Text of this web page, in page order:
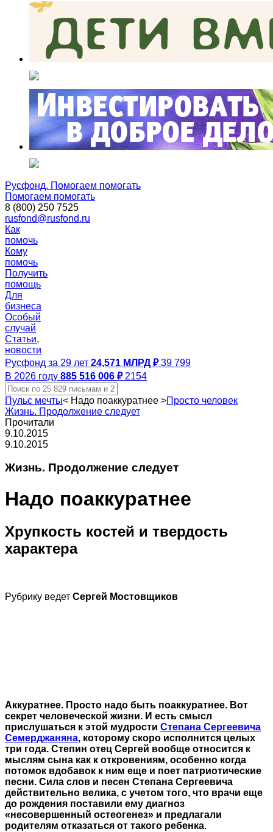
Русфонд. Помогаем помогать
Помогаем помогать
8 (800) 250 7525
rusfond@rusfond.ru
Как
помочь
Кому
помочь
Получить
помощь
Для
бизнеса
Особый
случай
Статьи,
новости
Русфонд за 29 лет 24,571 МЛРД ₽ 39 799
В 2026 году 885 516 006 ₽ 2154
Пульс мечты< Надо поаккуратнее >Просто человек
Жизнь. Продолжение следует
Прочитали
9.10.2015
9.10.2015
Жизнь. Продолжение следует
Надо поаккуратнее
Хрупкость костей и твердость
характера
Рубрику ведет Сергей Мостовщиков
Аккуратнее. Просто надо быть поаккуратнее. Вот
секрет человеческой жизни. И есть смысл
прислушаться к этой мудрости Степана Сергеевича
Семерджаняна, которому скоро исполнится целых
три года. Степин отец Сергей вообще относится к
мыслям сына как к откровениям, особенно когда
потомок вдобавок к ним еще и поет патриотические
песни. Сила слов и песен Степана Сергеевича
действительно велика, с учетом того, что врачи еще
до рождения поставили ему диагноз
«несовершенный остеогенез» и предлагали
родителям отказаться от такого ребенка.